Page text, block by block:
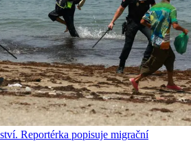
Reportérka popisuje migrační